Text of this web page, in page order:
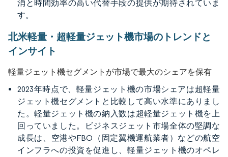
消と時間効率の高い代替手段の提供が期待されていま
す。
北米軽量・超軽量ジェット機市場のトレンドと
インサイト
軽量ジェット機セグメントが市場で最大のシェアを保有
2023年時点で、軽量ジェット機の市場シェアは超軽量
ジェット機セグメントと比較して高い水準にありまし
た。軽量ジェット機の納入数は超軽量ジェット機を上
回っていました。ビジネスジェット市場全体の堅調な
成長は、空港やFBO（固定翼機運航業者）などの航空
インフラへの投資を促進し、軽量ジェット機のオペレ